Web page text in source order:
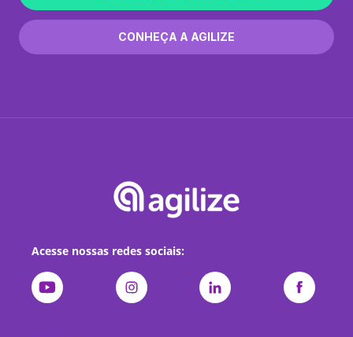
CONHEÇA A AGILIZE
Acesse nossas redes sociais: